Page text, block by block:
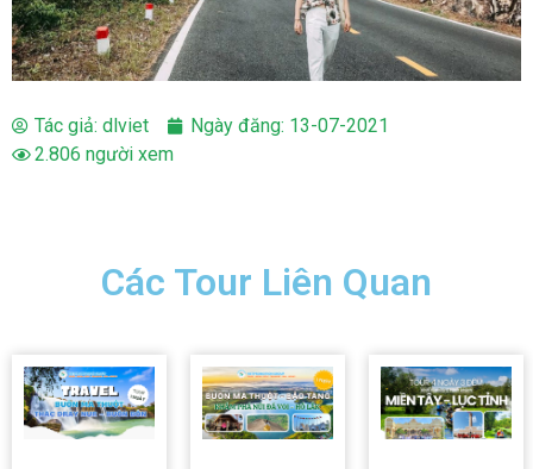
Tác giả: dlviet Ngày đăng: 13-07-2021
2.806 người xem
Các Tour Liên Quan